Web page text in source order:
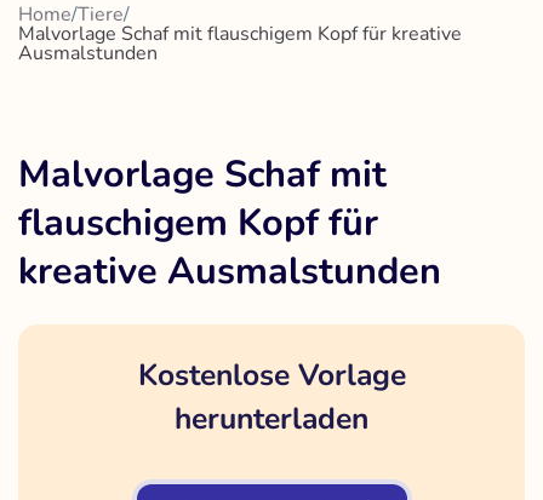
Home/Tiere/
Malvorlage Schaf mit flauschigem Kopf für kreative
Ausmalstunden
Malvorlage Schaf mit
flauschigem Kopf für
kreative Ausmalstunden
Kostenlose Vorlage
herunterladen